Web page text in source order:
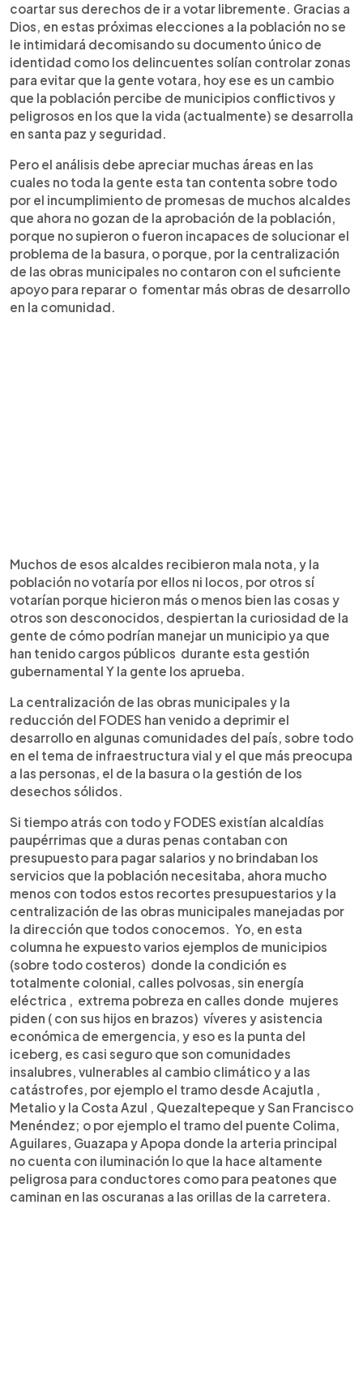
coartar sus derechos de ir a votar libremente. Gracias a
Dios, en estas próximas elecciones a la población no se
le intimidará decomisando su documento único de
identidad como los delincuentes solían controlar zonas
para evitar que la gente votara, hoy ese es un cambio
que la población percibe de municipios conflictivos y
peligrosos en los que la vida (actualmente) se desarrolla
en santa paz y seguridad.
Pero el análisis debe apreciar muchas áreas en las
cuales no toda la gente esta tan contenta sobre todo
por el incumplimiento de promesas de muchos alcaldes
que ahora no gozan de la aprobación de la población,
porque no supieron o fueron incapaces de solucionar el
problema de la basura, o porque, por la centralización
de las obras municipales no contaron con el suficiente
apoyo para reparar o fomentar más obras de desarrollo
en la comunidad.
Muchos de esos alcaldes recibieron mala nota, y la
población no votaría por ellos ni locos, por otros sí
votarían porque hicieron más o menos bien las cosas y
otros son desconocidos, despiertan la curiosidad de la
gente de cómo podrían manejar un municipio ya que
han tenido cargos públicos durante esta gestión
gubernamental Y la gente los aprueba.
La centralización de las obras municipales y la
reducción del FODES han venido a deprimir el
desarrollo en algunas comunidades del país, sobre todo
en el tema de infraestructura vial y el que más preocupa
a las personas, el de la basura o la gestión de los
desechos sólidos.
Si tiempo atrás con todo y FODES existían alcaldías
paupérrimas que a duras penas contaban con
presupuesto para pagar salarios y no brindaban los
servicios que la población necesitaba, ahora mucho
menos con todos estos recortes presupuestarios y la
centralización de las obras municipales manejadas por
la dirección que todos conocemos. Yo, en esta
columna he expuesto varios ejemplos de municipios
(sobre todo costeros) donde la condición es
totalmente colonial, calles polvosas, sin energía
eléctrica , extrema pobreza en calles donde mujeres
piden ( con sus hijos en brazos) víveres y asistencia
económica de emergencia, y eso es la punta del
iceberg, es casi seguro que son comunidades
insalubres, vulnerables al cambio climático y a las
catástrofes, por ejemplo el tramo desde Acajutla ,
Metalio y la Costa Azul , Quezaltepeque y San Francisco
Menéndez; o por ejemplo el tramo del puente Colima,
Aguilares, Guazapa y Apopa donde la arteria principal
no cuenta con iluminación lo que la hace altamente
peligrosa para conductores como para peatones que
caminan en las oscuranas a las orillas de la carretera.